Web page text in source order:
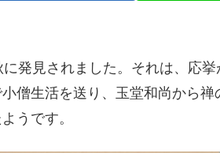
発見されました。それは、応
僧生活を送り、玉堂和尚から
うです。